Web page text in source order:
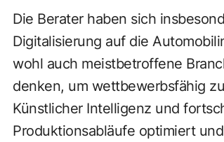
Die Berater haben sich
Digitalisierung auf die
wohl auch meistbetroffene
denken, um wettbewerbsfähig
Künstlicher Intelligenz und
Produktionsabläufe optimiert